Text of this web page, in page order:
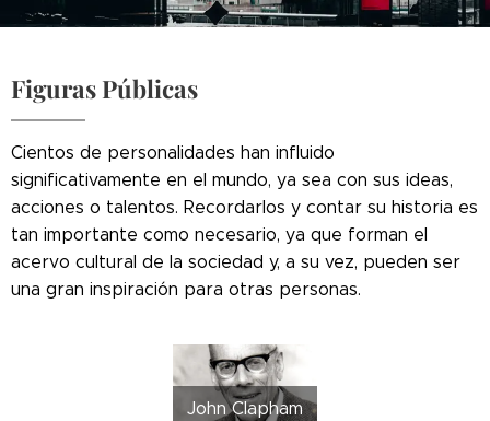
Figuras Públicas
Cientos de personalidades han influido
significativamente en el mundo, ya sea con sus ideas,
acciones o talentos. Recordarlos y contar su historia es
tan importante como necesario, ya que forman el
acervo cultural de la sociedad y, a su vez, pueden ser
una gran inspiración para otras personas.
John Clapham